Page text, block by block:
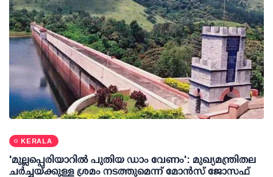
KERALA
'മുല്ലപ്പെരിയാറില്‍ പുതിയ ഡാം വേണം': മുഖ്യമന്ത്രിതല
ചര്‍ച്ചയ്ക്കുള്ള ശ്രമം നടത്തുമെന്ന് മോന്‍സ് ജോസഫ്